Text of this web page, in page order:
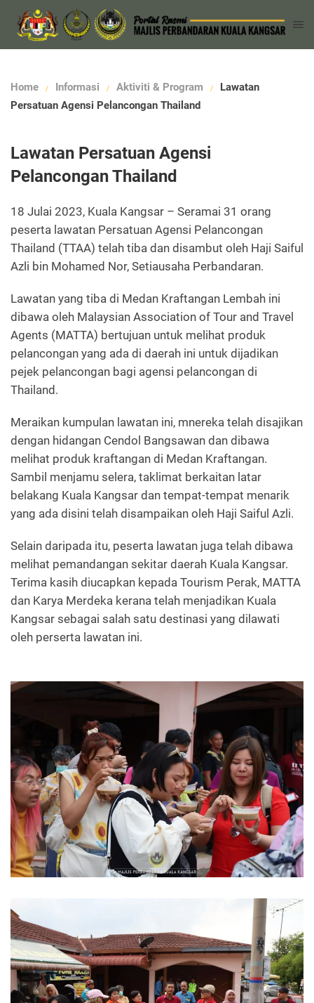
Home Informasi Aktiviti & Program
Lawatan
Persatuan Agensi Pelancongan Thailand
Lawatan Persatuan Agensi
Pelancongan Thailand
18 Julai 2023, Kuala Kangsar – Seramai 31 orang
peserta lawatan Persatuan Agensi Pelancongan
Thailand (TTAA) telah tiba dan disambut oleh Haji Saiful
Azli bin Mohamed Nor, Setiausaha Perbandaran.
Lawatan yang tiba di Medan Kraftangan Lembah ini
dibawa oleh Malaysian Association of Tour and Travel
Agents (MATTA) bertujuan untuk melihat produk
pelancongan yang ada di daerah ini untuk dijadikan
pejek pelancongan bagi agensi pelancongan di
Thailand.
Meraikan kumpulan lawatan ini, mnereka telah disajikan
dengan hidangan Cendol Bangsawan dan dibawa
melihat produk kraftangan di Medan Kraftangan.
Sambil menjamu selera, taklimat berkaitan latar
belakang Kuala Kangsar dan tempat-tempat menarik
yang ada disini telah disampaikan oleh Haji Saiful Azli.
Selain daripada itu, peserta lawatan juga telah dibawa
melihat pemandangan sekitar daerah Kuala Kangsar.
Terima kasih diucapkan kepada Tourism Perak, MATTA
dan Karya Merdeka kerana telah menjadikan Kuala
Kangsar sebagai salah satu destinasi yang dilawati
oleh perserta lawatan ini.